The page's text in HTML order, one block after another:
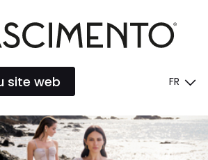
site web FR